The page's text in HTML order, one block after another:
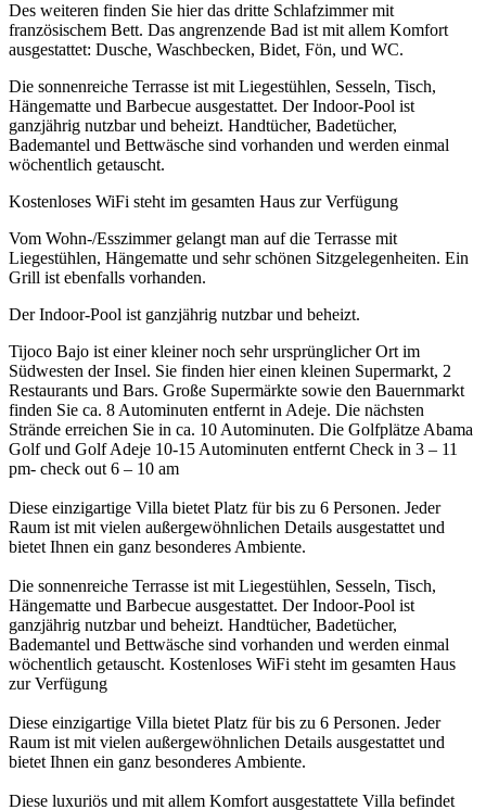
Des weiteren finden Sie hier das dritte Schlafzimmer mit
französischem Bett. Das angrenzende Bad ist mit allem Komfort
ausgestattet: Dusche, Waschbecken, Bidet, Fön, und WC.
Die sonnenreiche Terrasse ist mit Liegestühlen, Sesseln, Tisch,
Hängematte und Barbecue ausgestattet. Der Indoor-Pool ist
ganzjährig nutzbar und beheizt. Handtücher, Badetücher,
Bademantel und Bettwäsche sind vorhanden und werden einmal
wöchentlich getauscht.
Kostenloses WiFi steht im gesamten Haus zur Verfügung
Vom Wohn-/Esszimmer gelangt man auf die Terrasse mit
Liegestühlen, Hängematte und sehr schönen Sitzgelegenheiten. Ein
Grill ist ebenfalls vorhanden.
Der Indoor-Pool ist ganzjährig nutzbar und beheizt.
Tijoco Bajo ist einer kleiner noch sehr ursprünglicher Ort im
Südwesten der Insel. Sie finden hier einen kleinen Supermarkt, 2
Restaurants und Bars. Große Supermärkte sowie den Bauernmarkt
finden Sie ca. 8 Autominuten entfernt in Adeje. Die nächsten
Strände erreichen Sie in ca. 10 Autominuten. Die Golfplätze Abama
Golf und Golf Adeje 10-15 Autominuten entfernt Check in 3 – 11
pm- check out 6 – 10 am
Diese einzigartige Villa bietet Platz für bis zu 6 Personen. Jeder
Raum ist mit vielen außergewöhnlichen Details ausgestattet und
bietet Ihnen ein ganz besonderes Ambiente.
Die sonnenreiche Terrasse ist mit Liegestühlen, Sesseln, Tisch,
Hängematte und Barbecue ausgestattet. Der Indoor-Pool ist
ganzjährig nutzbar und beheizt. Handtücher, Badetücher,
Bademantel und Bettwäsche sind vorhanden und werden einmal
wöchentlich getauscht. Kostenloses WiFi steht im gesamten Haus
zur Verfügung
Diese einzigartige Villa bietet Platz für bis zu 6 Personen. Jeder
Raum ist mit vielen außergewöhnlichen Details ausgestattet und
bietet Ihnen ein ganz besonderes Ambiente.
Diese luxuriös und mit allem Komfort ausgestattete Villa befindet